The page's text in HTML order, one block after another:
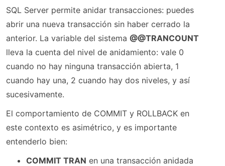
SQL Server permite anidar transacciones: puedes
abrir una nueva transacción sin haber cerrado la
anterior. La variable del sistema @@TRANCOUNT
lleva la cuenta del nivel de anidamiento: vale 0
cuando no hay ninguna transacción abierta, 1
cuando hay una, 2 cuando hay dos niveles, y así
sucesivamente.
El comportamiento de COMMIT y ROLLBACK en
este contexto es asimétrico, y es importante
entenderlo bien:
COMMIT TRAN en una transacción anidada